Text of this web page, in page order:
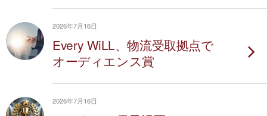
2026年7月16日
Every WiLL、物流受取拠点で
オーディエンス賞
2026年7月16日